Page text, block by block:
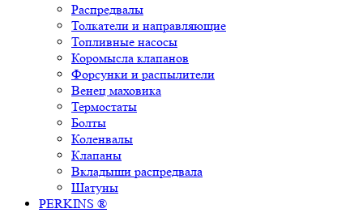
Распредвалы
Толкатели и направляющие
Топливные насосы
Коромысла клапанов
Форсунки и распылители
Венец маховика
Термостаты
Болты
Коленвалы
Клапаны
Вкладыши распредвала
Шатуны
PERKINS ®